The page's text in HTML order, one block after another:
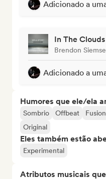
Adicionado a
In The Clouds
Brendon
Adicionado a
Humores que ele/ela
Sombrio Offbeat Fusion
Original
Eles também estão
Experimental
Atributos musicais